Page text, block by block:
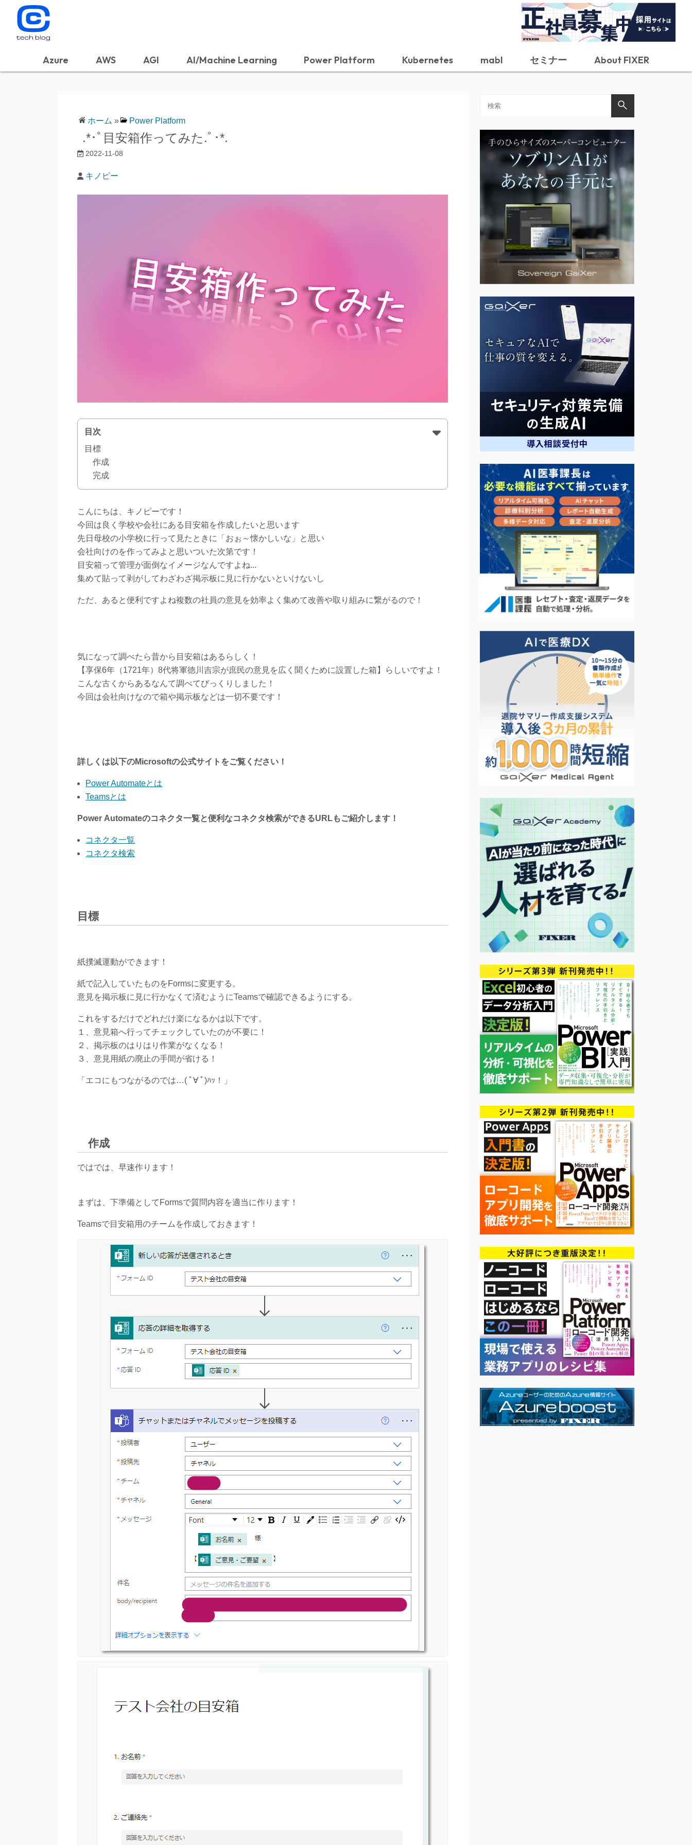
Azure AWS AGI AI/Machine Learning Power Platform Kubernetes mabl セミナー About FIXER
ホーム » Power Platform
.*･ﾟ目安箱作ってみた.ﾟ･*.
2022-11-08
キノピー
目次
目標
作成
完成
こんにちは、キノピーです！
今回は良く学校や会社にある目安箱を作成したいと思います
先日母校の小学校に行って見たときに「おぉ～懐かしいな」と思い
会社向けのを作ってみよと思いついた次第です！
目安箱って管理が面倒なイメージなんですよね...
集めて貼って剥がしてわざわざ掲示板に見に行かないといけないし
ただ、あると便利ですよね複数の社員の意見を効率よく集めて改善や取り組みに繋がるので！
気になって調べたら昔から目安箱はあるらしく！
【享保6年（1721年）8代将軍徳川吉宗が庶民の意見を広く聞くために設置した箱】らしいですよ！
こんな古くからあるなんて調べてびっくりしました！
今回は会社向けなので箱や掲示板などは一切不要です！
詳しくは以下のMicrosoftの公式サイトをご覧ください！
Power Automateとは
Teamsとは
Power Automateのコネクタ一覧と便利なコネクタ検索ができるURLもご紹介します！
コネクタ一覧
コネクタ検索
目標
紙撲滅運動ができます！
紙で記入していたものをFormsに変更する。
意見を掲示板に見に行かなくて済むようにTeamsで確認できるようにする。
これをするだけでどれだけ楽になるかは以下です。
１、意見箱へ行ってチェックしていたのが不要に！
２、掲示板のはりはり作業がなくなる！
３、意見用紙の廃止の手間が省ける！
「エコにもつながるのでは…( ﾟ∀ ﾟ)ﾊｯ！」
作成
ではでは、早速作ります！
まずは、下準備としてFormsで質問内容を適当に作ります！
Teamsで目安箱用のチームを作成しておきます！